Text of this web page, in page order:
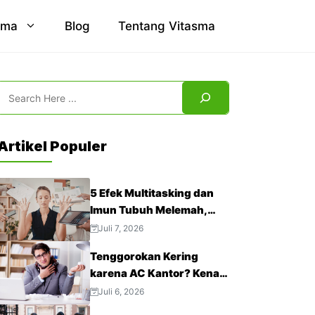
Blog Tentang Vitasma
Populer
5 Efek Multitasking dan
Imun Tubuh Melemah,
Jangan Abaikan!
Juli 7, 2026
Tenggorokan Kering
karena AC Kantor? Kenali
4 Cara Mengatasinya
Juli 6, 2026